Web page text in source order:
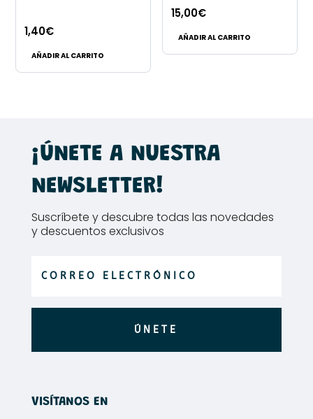
1,40€
AÑADIR AL CARRITO
15,00€
AÑADIR AL CARRITO
¡ÚNETE A NUESTRA
NEWSLETTER!
Suscríbete y descubre todas las novedades
y descuentos exclusivos
ÚNETE
VISÍTANOS EN